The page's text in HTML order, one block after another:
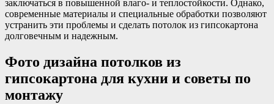
заключаться в повышенной влаго- и теплостойкости. Однако,
современные материалы и специальные обработки позволяют
устранить эти проблемы и сделать потолок из гипсокартона
долговечным и надежным.
Фото дизайна потолков из
гипсокартона для кухни и советы по
монтажу